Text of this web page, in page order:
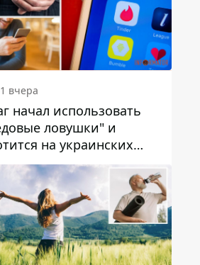
вчера
начал использовать
ловушки" и
на украинских